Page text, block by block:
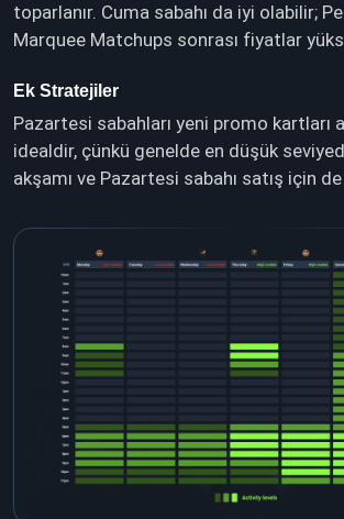
toparlanır. Cuma sabahı da iyi olabilir;
Marquee Matchups sonrası fiyatlar
Ek Stratejiler
Pazartesi sabahları yeni promo kartları
idealdir, çünkü genelde en düşük
akşamı ve Pazartesi sabahı satış için